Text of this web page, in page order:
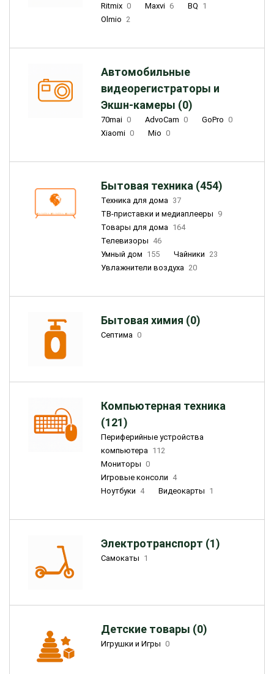
Ritmix 0 Maxvi 6 BQ 1
Olmio 2
Автомобильные
видеорегистраторы и
Экшн-камеры (0)
70mai 0 AdvoCam 0 GoPro 0
Xiaomi 0 Mio 0
Бытовая техника (454)
Техника для дома 37
ТВ-приставки и медиаплееры 9
Товары для дома 164
Телевизоры 46
Умный дом 155 Чайники 23
Увлажнители воздуха 20
Бытовая химия (0)
Септима 0
Компьютерная техника
(121)
Периферийные устройства
компьютера 112
Мониторы 0
Игровые консоли 4
Ноутбуки 4 Видеокарты 1
Электротранспорт (1)
Самокаты 1
Детские товары (0)
Игрушки и Игры 0